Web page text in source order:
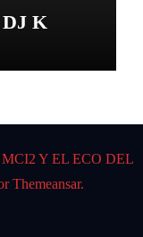
K
MCI2 Y EL ECO DEL
Themeansar.